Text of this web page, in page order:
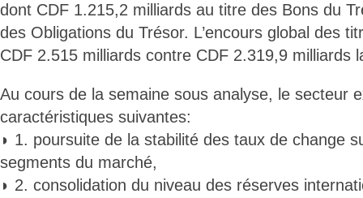
dont CDF 1.215,2 milliards au titre des Bons du
des Obligations du Trésor. L’encours global des
CDF 2.515 milliards contre CDF 2.319,9 milliards
Au cours de la semaine sous analyse, le secteur
caractéristiques suivantes:
◗ 1. poursuite de la stabilité des taux de change
segments du marché,
◗ 2. consolidation du niveau des réserves